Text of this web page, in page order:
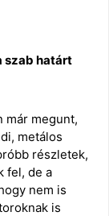
szab határt
már megunt,
metálos
részletek,
fel, de a
nem is
is